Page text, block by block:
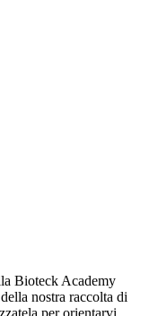
Bioteck Academy
nostra raccolta di
per orientarvi